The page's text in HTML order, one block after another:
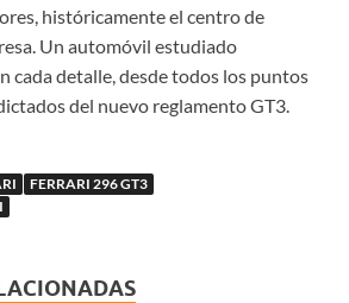
históricamente el centro de
Un automóvil estudiado
cada detalle, desde todos los puntos
del nuevo reglamento GT3.
FERRARI 296 GT3